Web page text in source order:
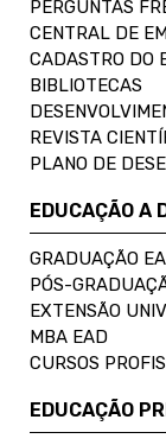
PERGUNTAS
CENTRAL DE
CADASTRO DO
BIBLIOTECAS
REVISTA
PLANO DE
EDUCAÇÃO A
GRADUAÇÃO
PÓS-
EXTENSÃO
MBA EAD
CURSOS
EDUCAÇÃO